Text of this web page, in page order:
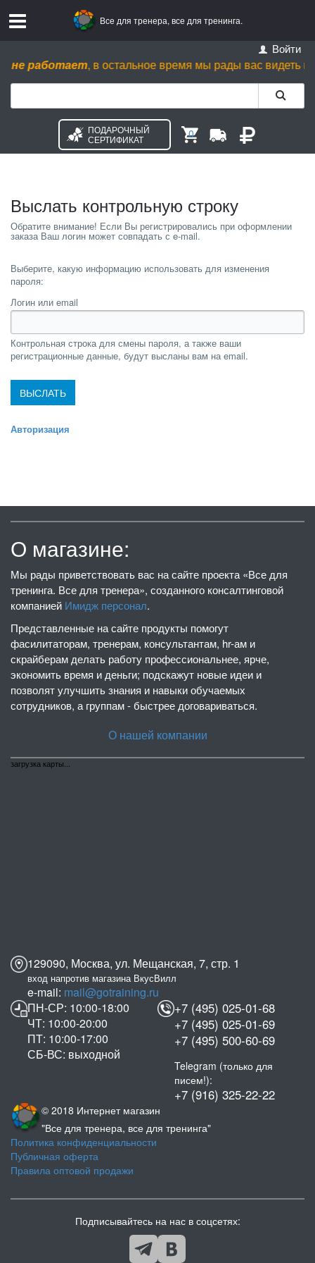
Все для тренера, все для тренинга.
Войти
не работает, в остальное время мы рады вас видеть пн.
ПОДАРОЧНЫЙ
СЕРТИФИКАТ
0
Выслать контрольную строку
Выберите, какую информацию использовать для изменения
пароля:
Логин или email
Контрольная строка для смены пароля, а также ваши
регистрационные данные, будут высланы вам на email.
Авторизация
загрузка карты...
О магазине:
Мы рады приветствовать вас на сайте проекта «Все для
тренинга. Все для тренера», созданного консалтинговой
компанией Имидж персонал.
Представленные на сайте продукты помогут
фасилитаторам, тренерам, консультантам, hr-ам и
скрайберам делать работу профессиональнее, ярче,
экономить время и деньги; подскажут новые идеи и
позволят улучшить знания и навыки обучаемых
сотрудников, а группам - быстрее договариваться.
О нашей компании
129090, Москва, ул. Мещанская, 7, стр. 1
вход напротив магазина ВкусВилл
e-mail: mail@gotraining.ru
ПН-СР: 10:00-18:00
ЧТ: 10:00-20:00
ПТ: 10:00-17:00
СБ-ВС: выходной
+7 (495) 025-01-68
+7 (495) 025-01-69
+7 (495) 500-60-69
Telegram (только для
писем!):
+7 (916) 325-22-22
© 2018 Интернет магазин
"Все для тренера, все для тренинга"
Политика конфиденциальности
Публичная оферта
Правила оптовой продажи
Подписывайтесь на нас в соцсетях: